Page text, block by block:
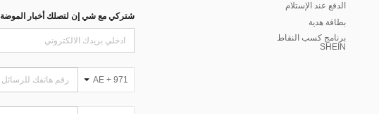
الدفع عند الإستلام
بطاقة هدية
برنامج كسب النقاط
SHEIN
شتركي مع شي إن لتصلك أخبار الموضة
AE + 971